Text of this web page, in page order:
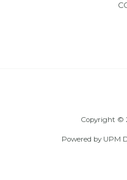
Copyright ©
Powered by UPM